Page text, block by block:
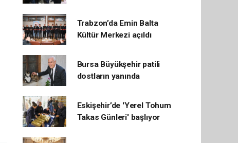
Trabzon’da Emin Balta
Kültür Merkezi açıldı
Bursa Büyükşehir patili
dostların yanında
Eskişehir’de 'Yerel Tohum
Takas Günleri' başlıyor